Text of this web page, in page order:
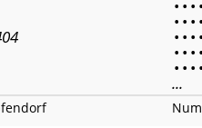
• • • •
• • • •
• • • •
• • • •
• • • •
...